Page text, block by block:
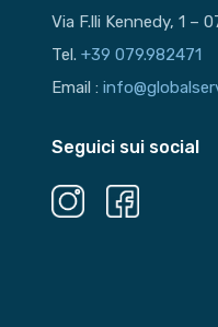
Via F.lli Kennedy, 1 –
Tel.+39 079.982471
Email :
Seguici sui social